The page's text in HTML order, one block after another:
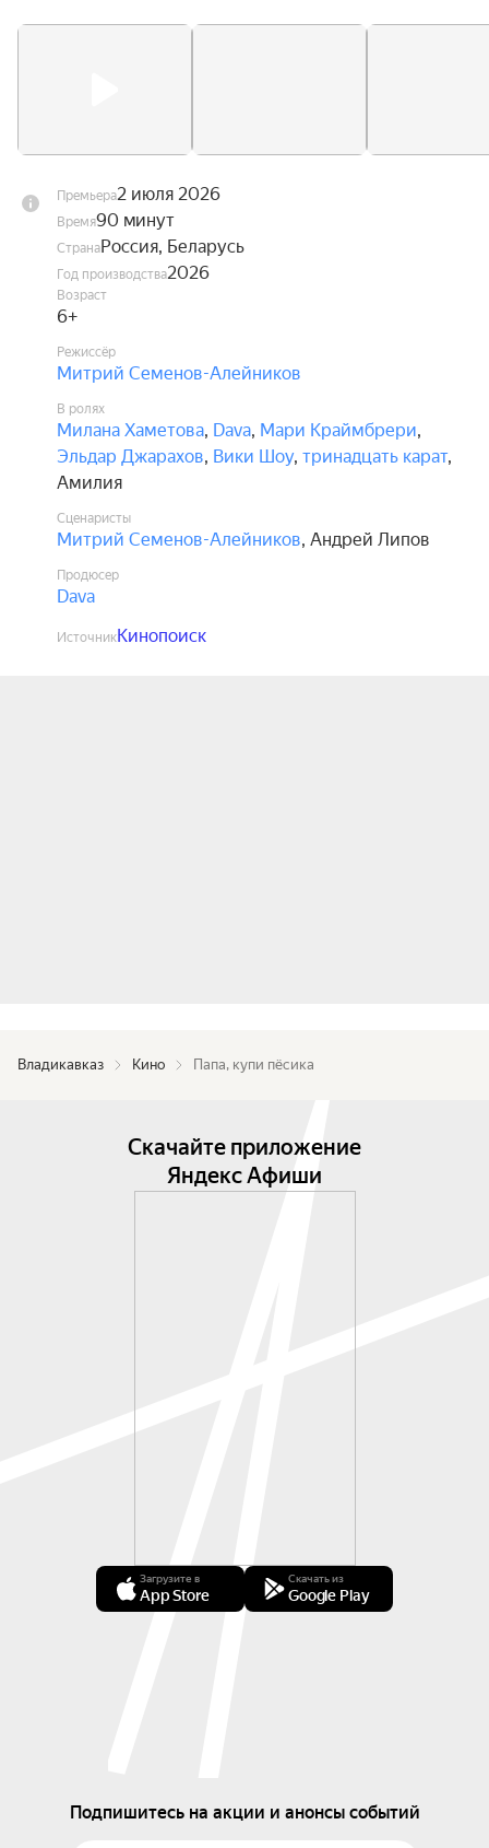
предстоит стать настоящим героем, способным
Премьера2 июля 2026
Время90 минут
СтранаРоссия, Беларусь
Год производства2026
Возраст
6+
Режиссёр
Митрий Семенов-Алейников
В ролях
Милана Хаметова, Dava, Мари Краймбрери,
Эльдар Джарахов, Вики Шоу, тринадцать карат,
Амилия
Сценаристы
Митрий Семенов-Алейников, Андрей Липов
Продюсер
Dava
ИсточникКинопоиск
Владикавказ Кино Папа, купи пёсика
Скачайте приложение
Яндекс Афиши
Загрузите в
App Store
Скачать из
Google Play
Подпишитесь на акции и анонсы событий